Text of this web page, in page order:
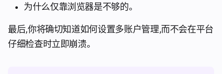
为什么仅靠浏览器是不够的。
最后,你将确切知道如何设置多账户管理,而不会在平台
仔细检查时立即崩溃。